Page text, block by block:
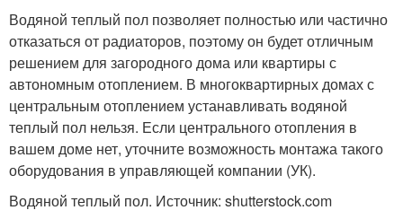
Водяной теплый пол позволяет полностью или частично
отказаться от радиаторов, поэтому он будет отличным
решением для загородного дома или квартиры с
автономным отоплением. В многоквартирных домах с
центральным отоплением устанавливать водяной
теплый пол нельзя. Если центрального отопления в
вашем доме нет, уточните возможность монтажа такого
оборудования в управляющей компании (УК).
Водяной теплый пол. Источник: shutterstock.com